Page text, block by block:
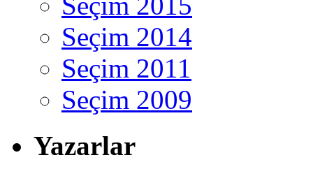
Seçim 2014
Seçim 2011
Seçim 2009
Yazarlar